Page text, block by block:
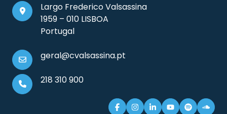
Largo Frederico Valsassina
1959 – 010 LISBOA
Portugal
geral@cvalsassina.pt
218 310 900